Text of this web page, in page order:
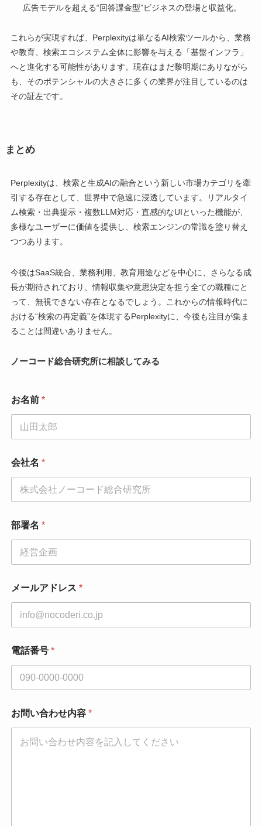
広告モデルを超える“回答課金型”ビジネスの登場と収益化。
これらが実現すれば、Perplexityは単なるAI検索ツールから、業務
や教育、検索エコシステム全体に影響を与える「基盤インフラ」
へと進化する可能性があります。現在はまだ黎明期にありながら
も、そのポテンシャルの大きさに多くの業界が注目しているのは
その証左です。
まとめ
Perplexityは、検索と生成AIの融合という新しい市場カテゴリを牽
引する存在として、世界中で急速に浸透しています。リアルタイ
ム検索・出典提示・複数LLM対応・直感的なUIといった機能が、
多様なユーザーに価値を提供し、検索エンジンの常識を塗り替え
つつあります。
今後はSaaS統合、業務利用、教育用途などを中心に、さらなる成
長が期待されており、情報収集や意思決定を担う全ての職種にと
って、無視できない存在となるでしょう。これからの情報時代に
おける“検索の再定義”を体現するPerplexityに、今後も注目が集ま
ることは間違いありません。
ノーコード総合研究所に相談してみる
お名前 *
会社名 *
部署名 *
意
事
署
名
メールアドレス *
電話番号 *
お問い合わせ内容 *